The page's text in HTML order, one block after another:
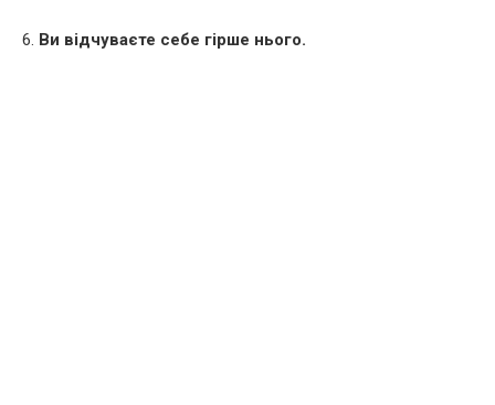
6. Ви відчуваєте себе гірше нього.